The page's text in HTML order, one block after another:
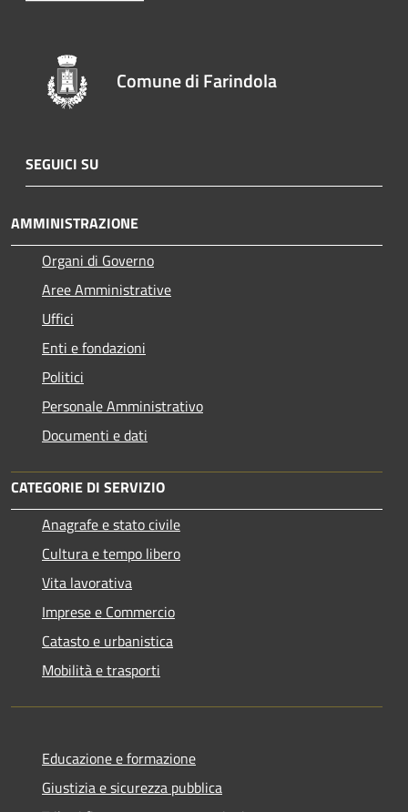
Comune di Farindola
SEGUICI SU
AMMINISTRAZIONE
Organi di Governo
Aree Amministrative
Uffici
Enti e fondazioni
Politici
Personale Amministrativo
Documenti e dati
CATEGORIE DI SERVIZIO
Anagrafe e stato civile
Cultura e tempo libero
Vita lavorativa
Imprese e Commercio
Catasto e urbanistica
Mobilità e trasporti
Educazione e formazione
Giustizia e sicurezza pubblica